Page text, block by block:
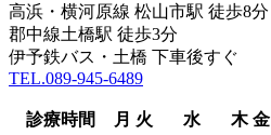
高浜・横河原線 松山市駅 徒歩8分
郡中線土橋駅 徒歩3分
伊予鉄バス・土橋 下車後すぐ
TEL.089-945-6489
診療時間 月 火 水 木 金